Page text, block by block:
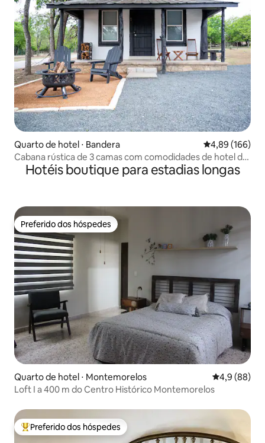
Quarto de hotel ⋅ Bandera 4,89 de uma
4,89 (166)
Cabana rústica de 3 camas com comodidades de hotel de
luxoHotéis boutique para estadias longas
Preferido dos hóspedes
Preferido dos hóspedes
Quarto de hotel ⋅ Montemorelos 4,9 de uma
4,9 (88)
Loft I a 400 m do Centro Histórico Montemorelos
Entre os melhores preferidos dos hóspedes
Preferido dos hóspedes